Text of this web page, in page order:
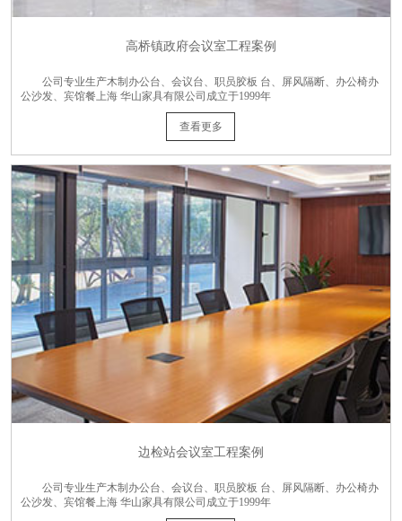
高桥镇政府会议室工程案例
公司专业生产木制办公台、会议台、职员胶板 台、屏风隔断、办公椅办
公沙发、宾馆餐上海 华山家具有限公司成立于1999年
查看更多
边检站会议室工程案例
公司专业生产木制办公台、会议台、职员胶板 台、屏风隔断、办公椅办
公沙发、宾馆餐上海 华山家具有限公司成立于1999年